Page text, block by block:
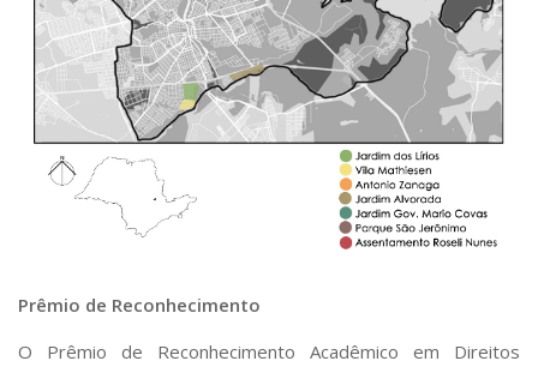
Prêmio de Reconhecimento
O Prêmio de Reconhecimento Acadêmico em Direitos